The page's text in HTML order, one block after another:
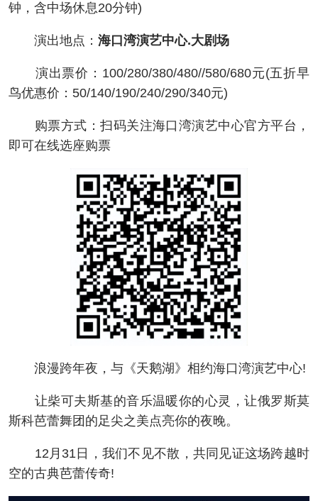
钟，含中场休息20分钟)
演出地点： 海口湾演艺中心.大剧场
演出票价：100/280/380/480//580/680元(五折早
鸟优惠价：50/140/190/240/290/340元)
购票方式：扫码关注海口湾演艺中心官方平台，
即可在线选座购票
浪漫跨年夜，与《天鹅湖》相约海口湾演艺中心!
让柴可夫斯基的音乐温暖你的心灵，让俄罗斯莫
斯科芭蕾舞团的足尖之美点亮你的夜晚。
12月31日，我们不见不散，共同见证这场跨越时
空的古典芭蕾传奇!